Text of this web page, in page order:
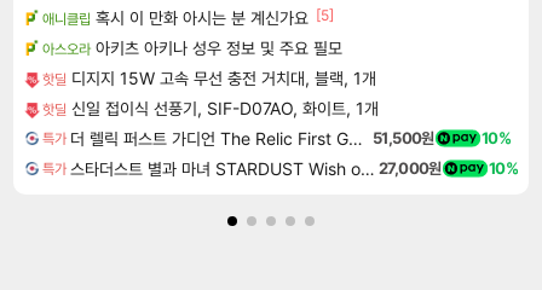
애니클립 혹시 이 만화 아시는 분 계신가요 [5]
아스오라 아키츠 아키나 성우 정보 및 주요 필모
핫딜 디지지 15W 고속 무선 충전 거치대, 블랙, 1개
핫딜 신일 접이식 선풍기, SIF-D07AO, 화이트, 1개
특가 더 렐릭 퍼스트 가디언 The Relic First Guardian 51,500원 10%
특가 스타더스트 별과 마녀 STARDUST Wish of Witch 27,000원 10%